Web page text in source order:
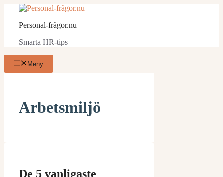
Hoppa
innehållPersonal-frågor.nu
Smarta HR-tips
Meny
Arbetsmiljö
De 5 vanligaste